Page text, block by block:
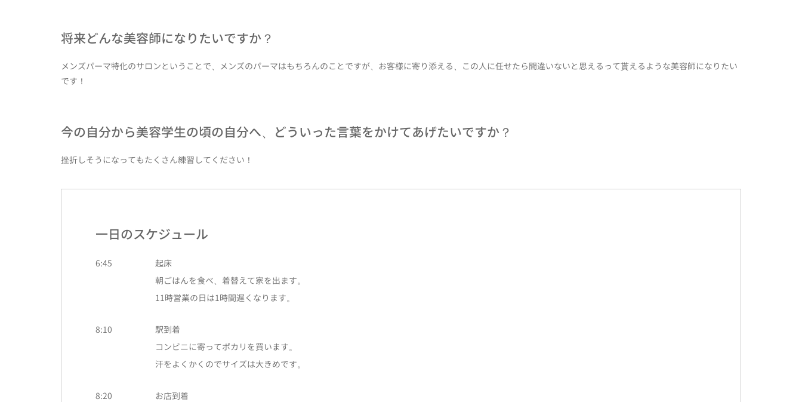
将来どんな美容師になりたいですか？
メンズパーマ特化のサロンということで、メンズのパーマはもちろんのことですが、お客様に寄り添える、この人に任せたら間違いないと思えるって貰えるような美容師になりたい
です！
今の自分から美容学生の頃の自分へ、どういった言葉をかけてあげたいですか？
挫折しそうになってもたくさん練習してください！
一日のスケジュール
6:45
起床
朝ごはんを食べ、着替えて家を出ます。
11時営業の日は1時間遅くなります。
8:10
駅到着
コンビニに寄ってポカリを買います。
汗をよくかくのでサイズは大きめです。
8:20
お店到着